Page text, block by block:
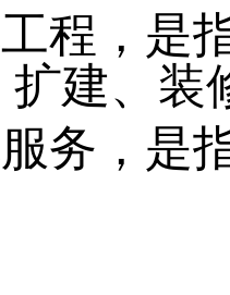
程，是
建、装
务，是